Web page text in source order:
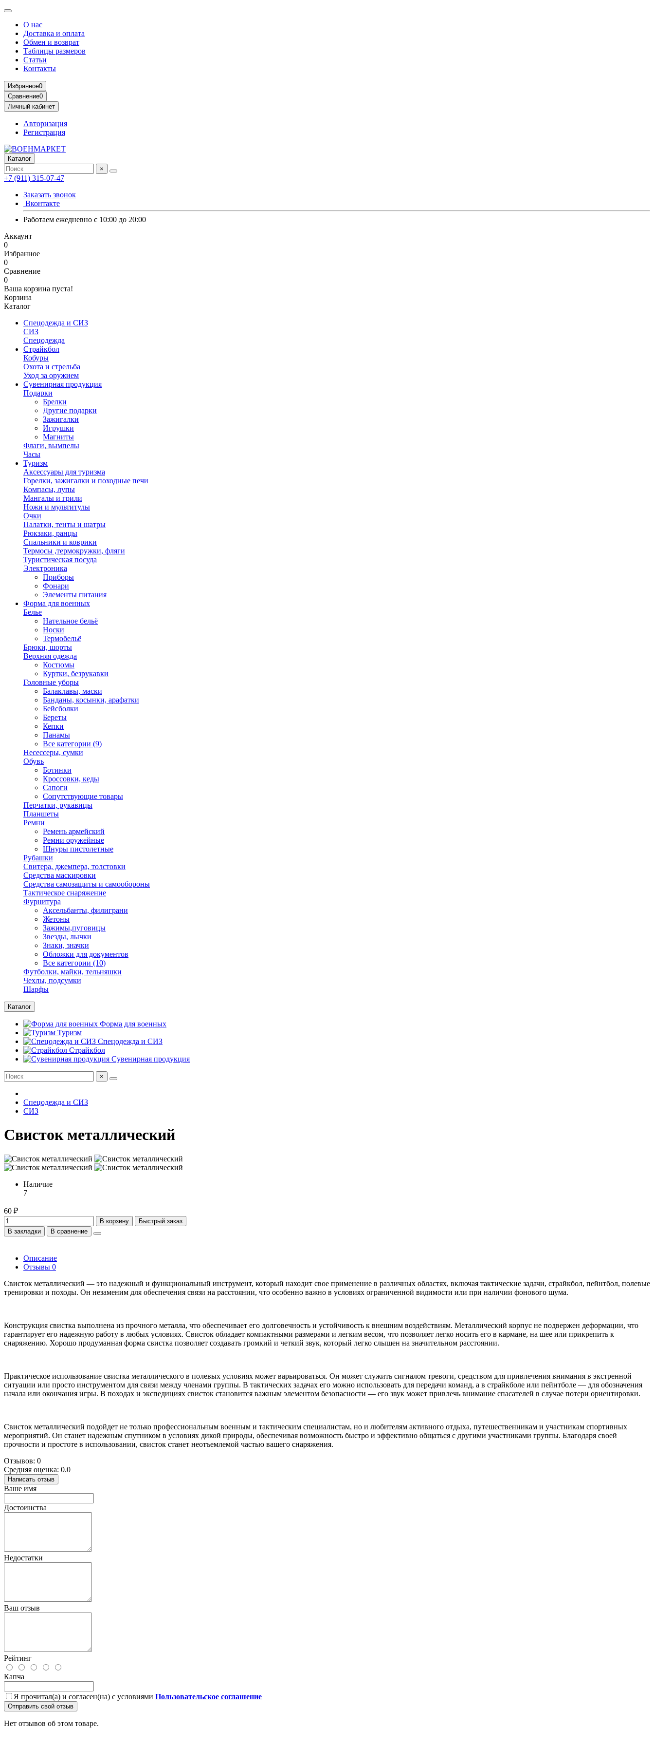
О нас
Доставка и оплата
Обмен и возврат
Таблицы размеров
Статьи
Контакты
Избранное0
Сравнение0
Личный кабинет
Авторизация
Регистрация
Каталог
×
+7 (911) 315-07-47
Заказать звонок
Вконтакте
Работаем ежедневно с 10:00 до 20:00
Аккаунт
0
Избранное
0
Сравнение
0
Ваша корзина пуста!
Корзина
Каталог
Спецодежда и СИЗ
СИЗ
Спецодежда
Страйкбол
Кобуры
Охота и стрельба
Уход за оружием
Сувенирная продукция
Подарки
Брелки
Другие подарки
Зажигалки
Игрушки
Магниты
Флаги, вымпелы
Часы
Туризм
Аксессуары для туризма
Горелки, зажигалки и походные печи
Компасы, лупы
Мангалы и грили
Ножи и мультитулы
Очки
Палатки, тенты и шатры
Рюкзаки, ранцы
Спальники и коврики
Термосы ,термокружки, фляги
Туристическая посуда
Электроника
Приборы
Фонари
Элементы питания
Форма для военных
Белье
Нательное бельё
Носки
Термобельё
Брюки, шорты
Верхняя одежда
Костюмы
Куртки, безрукавки
Головные уборы
Балаклавы, маски
Банданы, косынки, арафатки
Бейсболки
Береты
Кепки
Панамы
Все категории (9)
Несессеры, сумки
Обувь
Ботинки
Кроссовки, кеды
Сапоги
Сопутствующие товары
Перчатки, рукавицы
Планшеты
Ремни
Ремень армейский
Ремни оружейные
Шнуры пистолетные
Рубашки
Свитера, джемпера, толстовки
Средства маскировки
Средства самозащиты и самообороны
Тактическое снаряжение
Фурнитура
Аксельбанты, филиграни
Жетоны
Зажимы,пуговицы
Звезды, лычки
Знаки, значки
Обложки для документов
Все категории (10)
Футболки, майки, тельняшки
Чехлы, подсумки
Шарфы
Каталог
Форма для военных
Туризм
Спецодежда и СИЗ
Страйкбол
Сувенирная продукция
×
Спецодежда и СИЗ
СИЗ
Свисток металлический
Наличие
7
60 ₽
В корзину
Быстрый заказ
В закладки
В сравнение
Описание
Отзывы 0
Свисток металлический — это надежный и функциональный инструмент, который находит свое применение в различных областях, включая тактические задачи, страйкбол, пейнтбол, полевые
тренировки и походы. Он незаменим для обеспечения связи на расстоянии, что особенно важно в условиях ограниченной видимости или при наличии фонового шума.
Конструкция свистка выполнена из прочного металла, что обеспечивает его долговечность и устойчивость к внешним воздействиям. Металлический корпус не подвержен деформации, что
гарантирует его надежную работу в любых условиях. Свисток обладает компактными размерами и легким весом, что позволяет легко носить его в кармане, на шее или прикрепить к
снаряжению. Хорошо продуманная форма свистка позволяет создавать громкий и четкий звук, который легко слышен на значительном расстоянии.
Практическое использование свистка металлического в полевых условиях может варьироваться. Он может служить сигналом тревоги, средством для привлечения внимания в экстренной
ситуации или просто инструментом для связи между членами группы. В тактических задачах его можно использовать для передачи команд, а в страйкболе или пейнтболе — для обозначения
начала или окончания игры. В походах и экспедициях свисток становится важным элементом безопасности — его звук может привлечь внимание спасателей в случае потери ориентировки.
Свисток металлический подойдет не только профессиональным военным и тактическим специалистам, но и любителям активного отдыха, путешественникам и участникам спортивных
мероприятий. Он станет надежным спутником в условиях дикой природы, обеспечивая возможность быстро и эффективно общаться с другими участниками группы. Благодаря своей
прочности и простоте в использовании, свисток станет неотъемлемой частью вашего снаряжения.
Отзывов: 0
Средняя оценка: 0.0
Написать отзыв
Ваше имя
Достоинства
Недостатки
Ваш отзыв
Рейтинг
Капча
Я прочитал(а) и согласен(на) с условиями Пользовательское соглашение
Отправить свой отзыв
Нет отзывов об этом товаре.